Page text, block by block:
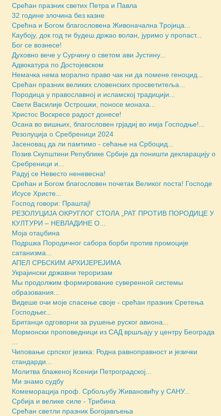
Срећан празник светих Петра и Павла
32 године злочина без казне
Срећна и Богом благословена Живоначална Тројица...
Каубоју, док год ти будеш држао волан, јуримо у пропаст...
Бoг се вознесе!
Духовно вече у Сурчину о светом ави Јустину...
Адвокатура по Достојевском
Немачка нема морално право чак ни да помене геноцид...
Срећан празник великих словенских просветитеља...
Породица у православној и исламској традицији...
Свети Василије Острошки, поносе монаха...
Христос Воскресе радост донесе!
Осана во вишњих, благословен грјадиј во имја Господње!...
Резолуција о Сребреници 2024
Јасеновац да ли памтимо - сећање на Србоцид...
Позив Скупштини Републике Србије да поништи декларацију о
Сребреници и...
Радуј се Невесто неневесна!
Срећан и Богом благословен почетак Великог поста! Господе
Исусе Христе...
Господ говори: Праштај!
РЕЗОЛУЦИЈА ОКРУГЛОГ СТОЛА „РАТ ПРОТИВ ПОРОДИЦЕ У
КУЛТУРИ – НЕВЛАДИНЕ О...
Моја отаџбина
Подршка Породичног сабора борби против промоције
сатанизма...
АПЕЛ СРБСКИМ АРХИЈЕРЕЈИМА
Украјински државни тероризам
Мы продолжим формирование суверенной системы
образования...
Видеше очи моје спасење своје - срећан празник Сретења
Господњег...
Британци одговорни за рушење руског авиона...
Мормонски проповедници из САД вршљају у центру Београда
Чиповање српског језика: Родна равноправност и језички
стандарди...
Молитва блаженој Ксенији Петроградској...
Ми знамо судбу
Комеморација проф. Србољубу Живановићу у САНУ...
Србија и велике силе - Трибина
Срећан светли празник Богојављења